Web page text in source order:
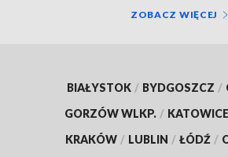
ZOBACZ WIĘCEJ
BIAŁYSTOK / BYDGOSZCZ /
GORZÓW WLKP. / KATOWICE
KRAKÓW / LUBLIN / ŁÓDŹ /